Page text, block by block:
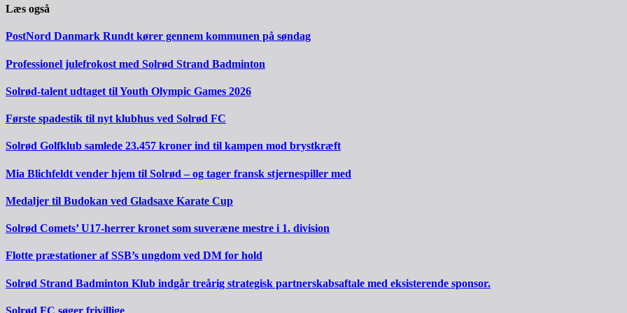
Læs også
PostNord Danmark Rundt kører gennem kommunen på søndag
Professionel julefrokost med Solrød Strand Badminton
Solrød-talent udtaget til Youth Olympic Games 2026
Første spadestik til nyt klubhus ved Solrød FC
Solrød Golfklub samlede 23.457 kroner ind til kampen mod brystkræft
Mia Blichfeldt vender hjem til Solrød – og tager fransk stjernespiller med
Medaljer til Budokan ved Gladsaxe Karate Cup
Solrød Comets’ U17-herrer kronet som suveræne mestre i 1. division
Flotte præstationer af SSB’s ungdom ved DM for hold
Solrød Strand Badminton Klub indgår treårig strategisk partnerskabsaftale med eksisterende sponsor.
Solrød FC søger frivillige